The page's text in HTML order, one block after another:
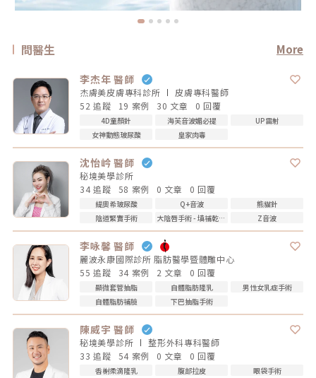
問醫生 More
李杰年 醫師
杰膚美皮膚專科診所 皮膚專科醫師
52 追蹤
19 案例 30 文章 0 回覆
4D童顏針 海芙音波媚必提
UP雷射
女神動態玻尿酸
皇家肉毒
沈怡岒 醫師
秘境美學診所
34 追蹤
58 案例 0 文章 0 回覆
緹奧希玻尿酸 Q+音波
熊貓針
陰道緊實手術
大陰唇手術 - 填補乾扁皺摺 Z音波
李咏馨 醫師
麗波永康國際診所 脂肪醫學暨體雕中心
55 追蹤
34 案例 2 文章 0 回覆
顯微套管抽脂 自體脂肪隆乳
男性女乳症手術
自體脂肪補臉
下巴抽脂手術
陳威宇 醫師
秘境美學診所 整形外科專科醫師
33 追蹤
54 案例 0 文章 0 回覆
香榭柔滴隆乳 腹部拉皮
眼袋手術